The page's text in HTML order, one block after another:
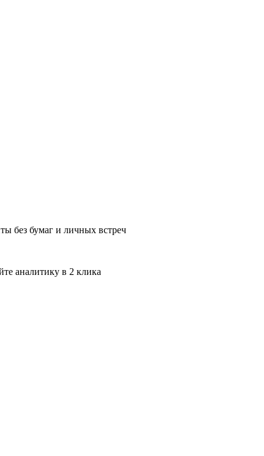
без бумаг и личных встреч
аналитику в 2 клика